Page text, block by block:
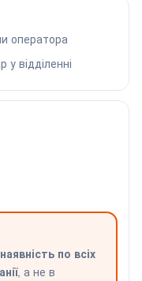
оператора
відділенні
по всіх
, а не в